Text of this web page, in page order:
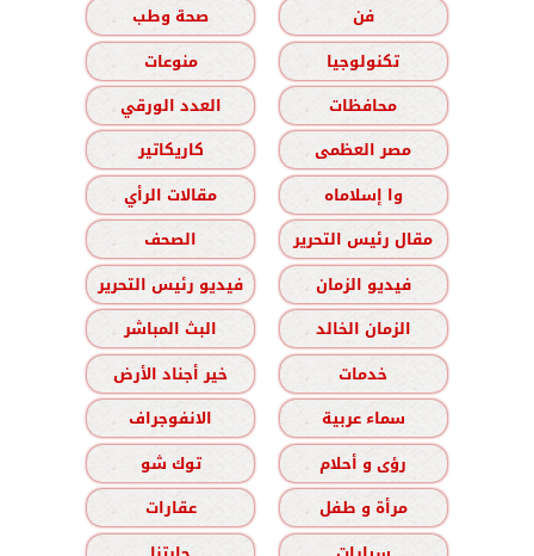
فن
صحة وطب
تكنولوجيا
منوعات
محافظات
العدد الورقي
مصر العظمى
كاريكاتير
وا إسلاماه
مقالات الرأي
مقال رئيس التحرير
الصحف
فيديو الزمان
فيديو رئيس التحرير
الزمان الخالد
البث المباشر
خدمات
خير أجناد الأرض
سماء عربية
الانفوجراف
رؤى و أحلام
توك شو
مرأة و طفل
عقارات